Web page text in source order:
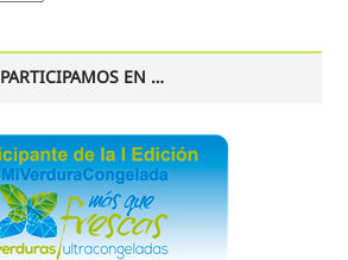
PARTICIPAMOS EN …